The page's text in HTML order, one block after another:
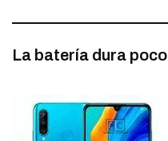
La batería dura poco